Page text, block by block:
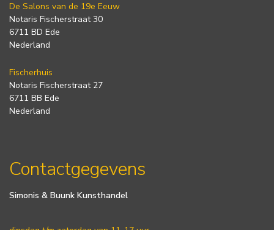
De Salons van de 19e Eeuw
Notaris Fischerstraat 30
6711 BD Ede
Nederland
Fischerhuis
Notaris Fischerstraat 27
6711 BB Ede
Nederland
Contactgegevens
Simonis & Buunk Kunsthandel